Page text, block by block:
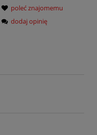
poleć znajomemu
dodaj opinię